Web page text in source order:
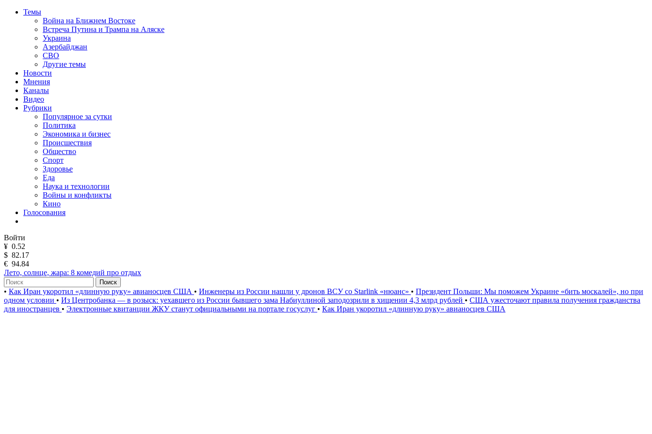
Темы
Война на Ближнем Востоке
Встреча Путина и Трампа на Аляске
Украина
Азербайджан
СВО
Другие темы
Новости
Мнения
Каналы
Видео
Рубрики
Популярное за сутки
Политика
Экономика и бизнес
Происшествия
Общество
Спорт
Здоровье
Еда
Наука и технологии
Войны и конфликты
Кино
Голосования
Войти
¥ 0.52
$ 82.17
€ 94.84
Лето, солнце, жара: 8 комедий про отдых
Поиск
• Как Иран укоротил «длинную руку» авианосцев США • Инженеры из России нашли у дронов ВСУ со Starlink «нюанс» • Президент Польши: Мы поможем Украине «бить москалей», но при
одном условии • Из Центробанка — в розыск: уехавшего из России бывшего зама Набиуллиной заподозрили в хищении 4,3 млрд рублей • США ужесточают правила получения гражданства
для иностранцев • Электронные квитанции ЖКУ станут официальными на портале госуслуг • Как Иран укоротил «длинную руку» авианосцев США